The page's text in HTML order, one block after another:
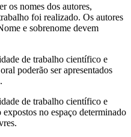
os nomes dos autores,
foi realizado. Os autores
e sobrenome devem
de trabalho científico e
poderão ser apresentados
de trabalho científico e
no espaço determinado